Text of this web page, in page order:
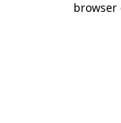
browser